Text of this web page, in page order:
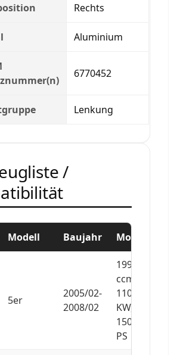
Rechts
Aluminium
6770452
Lenkung
/
Modell Baujahr Motor
5er
2005/02-
2008/02
1995
ccm,
110
KW,
150
PS